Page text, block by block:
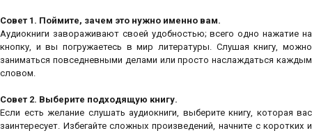
Совет 1. Поймите, зачем это нужно именно вам.
Аудиокниги завораживают своей удобностью; всего одно нажатие на
кнопку, и вы погружаетесь в мир литературы. Слушая книгу, можно
заниматься повседневными делами или просто наслаждаться каждым
словом.
Совет 2. Выберите подходящую книгу.
Если есть желание слушать аудиокниги, выберите книгу, которая вас
заинтересует. Избегайте сложных произведений, начните с коротких и